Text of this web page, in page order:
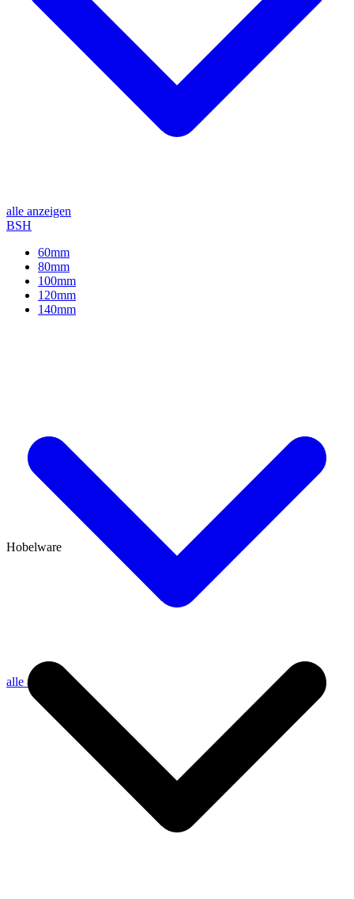
alle anzeigen
BSH
60mm
80mm
100mm
120mm
140mm
alle anzeigen
Hobelware